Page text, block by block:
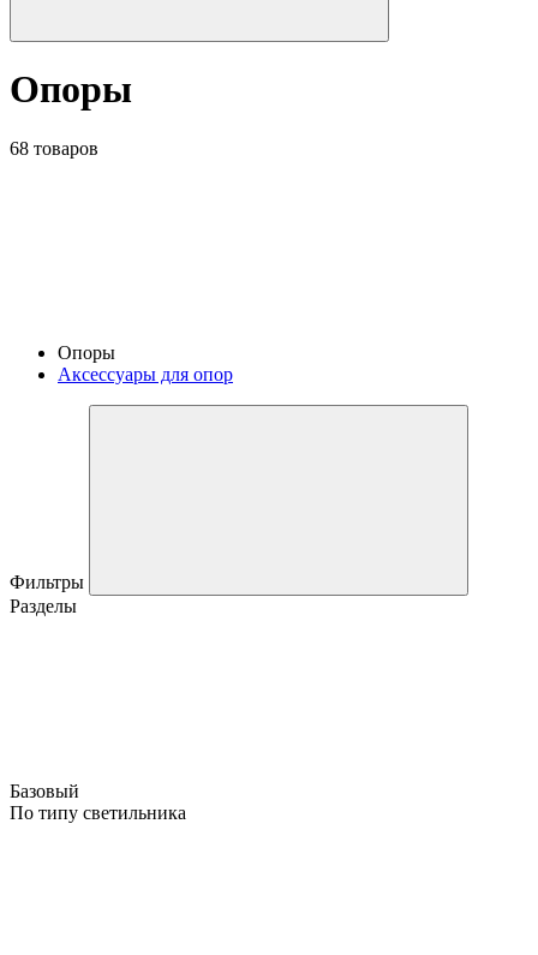
Опоры
68 товаров
Опоры
Аксессуары для опор
Фильтры
Разделы
Базовый
По типу светильника